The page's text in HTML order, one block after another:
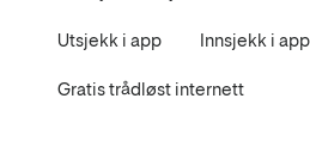
Utsjekk i app Innsjekk i app
Gratis trådløst internett